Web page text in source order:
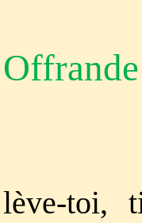
Offrande
lève-toi,